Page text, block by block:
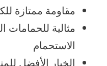
مقاومة ممتازة
مثالية للحمامات
الاستحمام
الخيار الأفضل